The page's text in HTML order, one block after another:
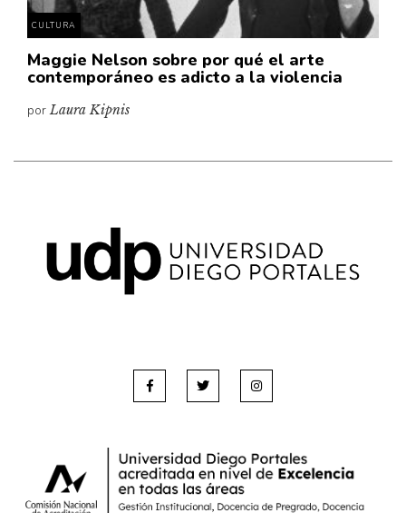
CULTURA
Maggie Nelson sobre por qué el arte
contemporáneo es adicto a la violencia
porLaura Kipnis